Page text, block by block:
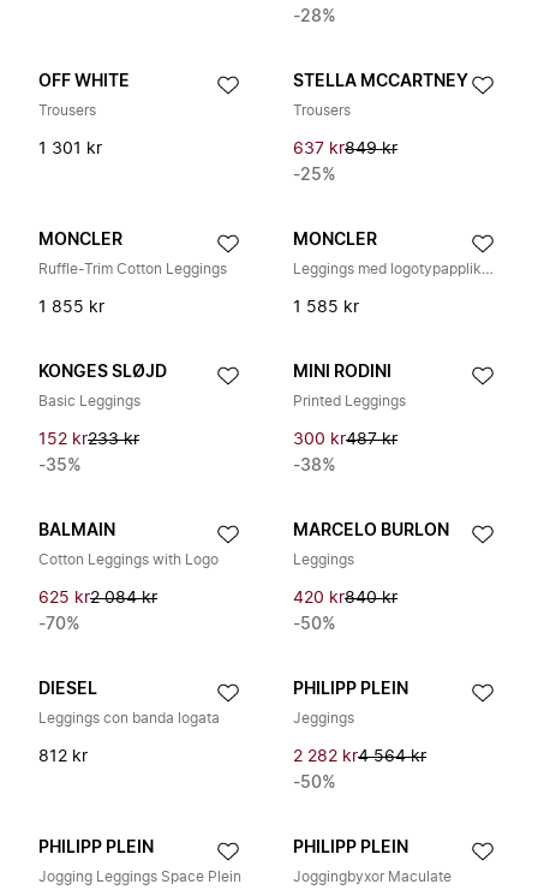
-28%
OFF WHITE
Trousers
1 301 kr
STELLA MCCARTNEY
Trousers
637 kr849 kr
-25%
MONCLER
Ruffle-Trim Cotton Leggings
1 855 kr
MONCLER
Leggings med logotypapplikation
1 585 kr
KONGES SLØJD
Basic Leggings
152 kr233 kr
-35%
MINI RODINI
Printed Leggings
300 kr487 kr
-38%
BALMAIN
Cotton Leggings with Logo
625 kr2 084 kr
-70%
MARCELO BURLON
Leggings
420 kr840 kr
-50%
DIESEL
Leggings con banda logata
812 kr
PHILIPP PLEIN
Jeggings
2 282 kr4 564 kr
-50%
PHILIPP PLEIN
Jogging Leggings Space Plein
PHILIPP PLEIN
Joggingbyxor Maculate